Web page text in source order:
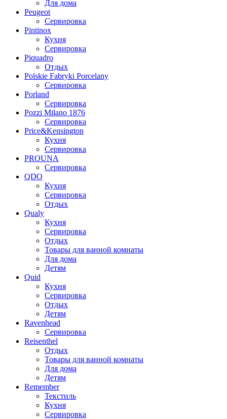
Для дома
Peugeot
Сервировка
Pintinox
Кухня
Сервировка
Piquadro
Отдых
Polskie Fabryki Porcelany
Сервировка
Porland
Сервировка
Pozzi Milano 1876
Сервировка
Price&Kensington
Кухня
Сервировка
PROUNA
Сервировка
QDO
Кухня
Сервировка
Отдых
Qualy
Кухня
Сервировка
Отдых
Товары для ванной комнаты
Для дома
Детям
Quid
Кухня
Сервировка
Отдых
Детям
Ravenhead
Сервировка
Reisenthel
Отдых
Товары для ванной комнаты
Для дома
Детям
Remember
Текстиль
Кухня
Сервировка